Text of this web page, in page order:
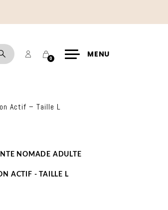
Rechercher
MonPanier
0 MENU
Actif – Taille L
NOMADE ADULTE
ACTIF - TAILLE L